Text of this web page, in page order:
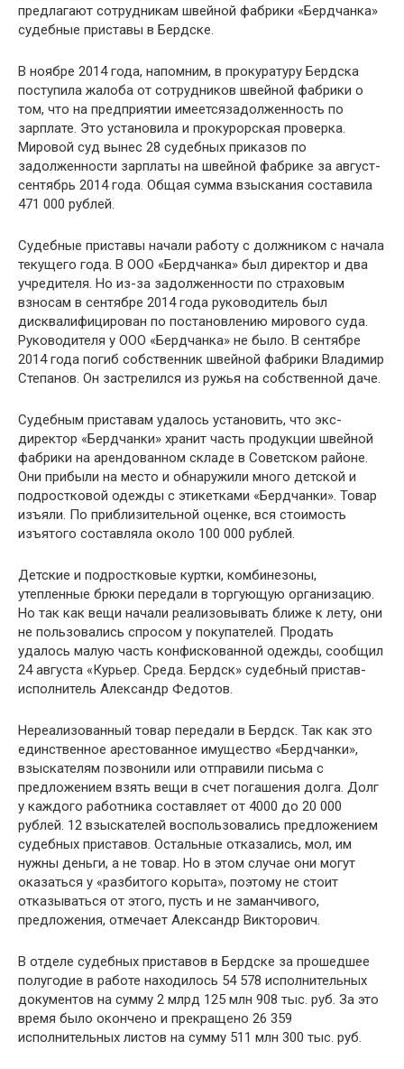
предлагают сотрудникам швейной фабрики «Бердчанка»
судебные приставы в Бердске.
В ноябре 2014 года, напомним, в прокуратуру Бердска
поступила жалоба от сотрудников швейной фабрики о
том, что на предприятии имеетсязадолженность по
зарплате. Это установила и прокурорская проверка.
Мировой суд вынес 28 судебных приказов по
задолженности зарплаты на швейной фабрике за август-
сентябрь 2014 года. Общая сумма взыскания составила
471 000 рублей.
Судебные приставы начали работу с должником с начала
текущего года. В ООО «Бердчанка» был директор и два
учредителя. Но из-за задолженности по страховым
взносам в сентябре 2014 года руководитель был
дисквалифицирован по постановлению мирового суда.
Руководителя у ООО «Бердчанка» не было. В сентябре
2014 года погиб собственник швейной фабрики Владимир
Степанов. Он застрелился из ружья на собственной даче.
Судебным приставам удалось установить, что экс-
директор «Бердчанки» хранит часть продукции швейной
фабрики на арендованном складе в Советском районе.
Они прибыли на место и обнаружили много детской и
подростковой одежды с этикетками «Бердчанки». Товар
изъяли. По приблизительной оценке, вся стоимость
изъятого составляла около 100 000 рублей.
Детские и подростковые куртки, комбинезоны,
утепленные брюки передали в торгующую организацию.
Но так как вещи начали реализовывать ближе к лету, они
не пользовались спросом у покупателей. Продать
удалось малую часть конфискованной одежды, сообщил
24 августа «Курьер. Среда. Бердск» судебный пристав-
исполнитель Александр Федотов.
Нереализованный товар передали в Бердск. Так как это
единственное арестованное имущество «Бердчанки»,
взыскателям позвонили или отправили письма с
предложением взять вещи в счет погашения долга. Долг
у каждого работника составляет от 4000 до 20 000
рублей. 12 взыскателей воспользовались предложением
судебных приставов. Остальные отказались, мол, им
нужны деньги, а не товар. Но в этом случае они могут
оказаться у «разбитого корыта», поэтому не стоит
отказываться от этого, пусть и не заманчивого,
предложения, отмечает Александр Викторович.
В отделе судебных приставов в Бердске за прошедшее
полугодие в работе находилось 54 578 исполнительных
документов на сумму 2 млрд 125 млн 908 тыс. руб. За это
время было окончено и прекращено 26 359
исполнительных листов на сумму 511 млн 300 тыс. руб.